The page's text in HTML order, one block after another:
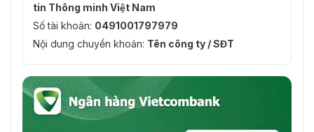
tin Thông minh Việt Nam
Số tài khoản: 0491001797979
Nội dung chuyển khoản: Tên công ty / SĐT